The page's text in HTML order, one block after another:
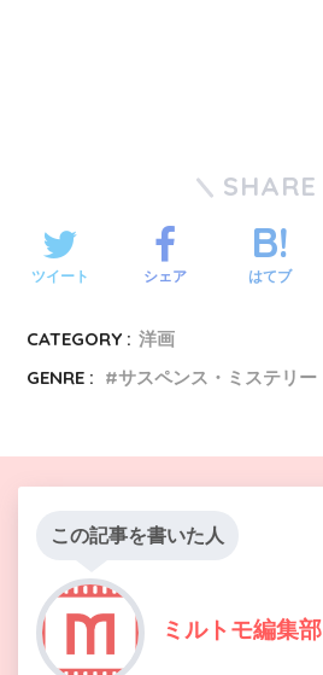
SHARE
ツイート シェア はてブ
CATEGORY : 洋画
GENRE :
サスペンス・ミステリー
この記事を書いた人
ミルトモ編集部